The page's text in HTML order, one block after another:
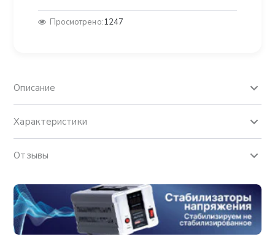
Просмотрено:1247
Описание
Характеристики
Отзывы